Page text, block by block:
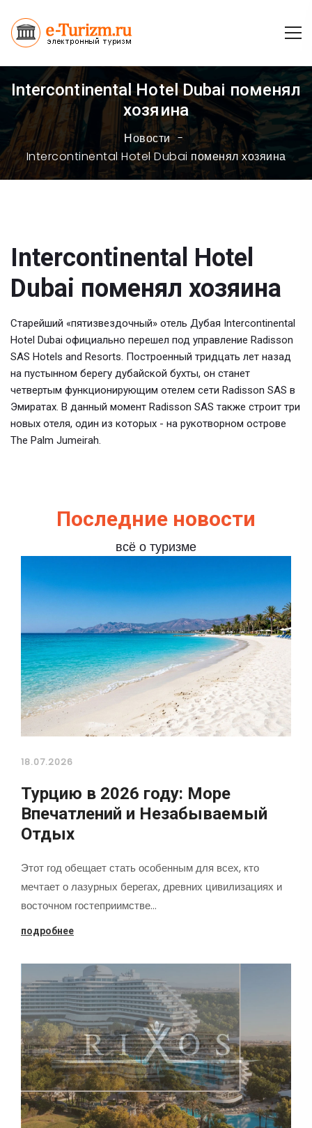
Intercontinental Hotel Dubai поменял
хозяина
Новости
Intercontinental Hotel Dubai поменял хозяина
Intercontinental Hotel
Dubai поменял хозяина
Старейший «пятизвездочный» отель Дубая Intercontinental
Hotel Dubai официально перешел под управление Radisson
SAS Hotels and Resorts. Построенный тридцать лет назад
на пустынном берегу дубайской бухты, он станет
четвертым функционирующим отелем сети Radisson SAS в
Эмиратах. В данный момент Radisson SAS также строит три
новых отеля, один из которых - на рукотворном острове
The Palm Jumeirah.
Последние новости
всё о туризме
18.07.2026
Турцию в 2026 году: Море
Впечатлений и Незабываемый
Отдых
Этот год обещает стать особенным для всех, кто
мечтает о лазурных берегах, древних цивилизациях и
восточном гостеприимстве…
подробнее